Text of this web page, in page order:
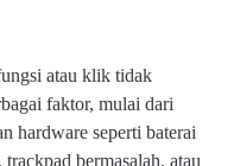
atau klik tidak
faktor, mulai dari
hardware seperti baterai
bermasalah, atau